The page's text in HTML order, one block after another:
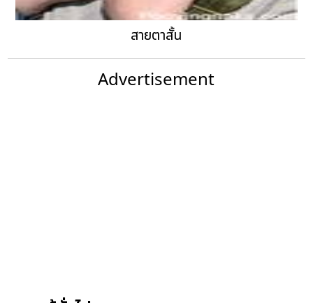
สายตาสั้น
Advertisement